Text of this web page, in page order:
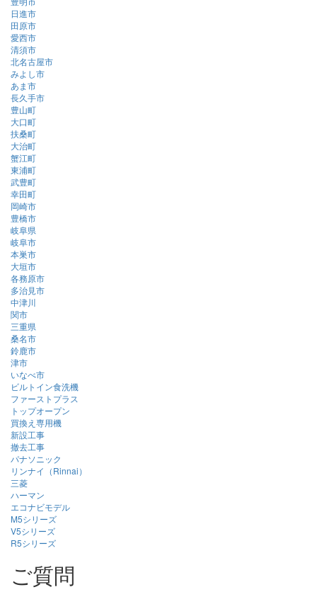
日進市
田原市
愛西市
清須市
北名古屋市
みよし市
あま市
長久手市
豊山町
大口町
扶桑町
大治町
蟹江町
東浦町
武豊町
幸田町
岡崎市
豊橋市
岐阜県
岐阜市
本巣市
大垣市
各務原市
多治見市
中津川
関市
三重県
桑名市
鈴鹿市
津市
いなべ市
ビルトイン食洗機
ファーストプラス
トップオープン
買換え専用機
新設工事
撤去工事
パナソニック
リンナイ（Rinnai）
三菱
ハーマン
エコナビモデル
M5シリーズ
V5シリーズ
R5シリーズ
ご質問